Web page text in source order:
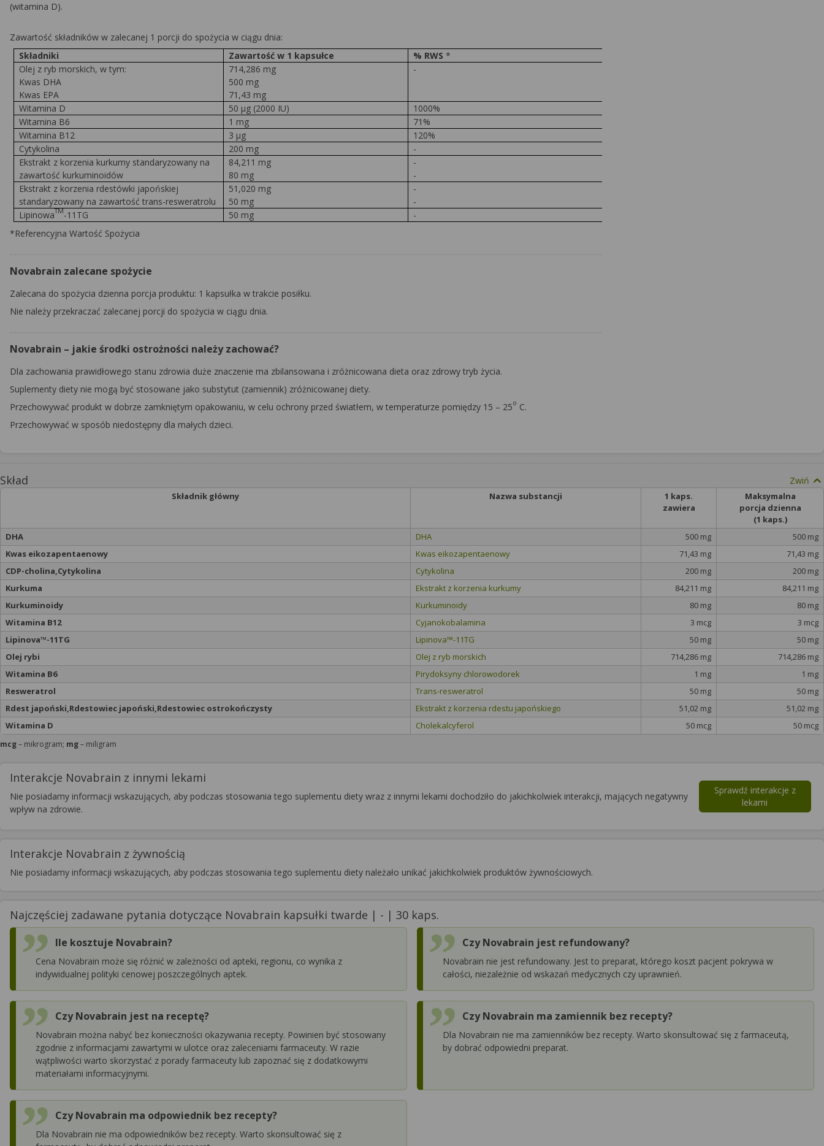
(witamina D).
Zawartość składników w zalecanej 1 porcji do spożycia w ciągu dnia:
Składniki
Zawartość w 1 kapsułce % RWS *
Olej z ryb morskich, w tym:
Kwas DHA
Kwas EPA
714,286 mg
500 mg
71,43 mg
-
Witamina D 50 µg (2000 IU)
1000%
Witamina B6
1 mg
71%
Witamina B12
3 µg
120%
Cytykolina
200 mg
-
Ekstrakt z korzenia kurkumy standaryzowany na
zawartość kurkuminoidów
84,211 mg
80 mg
-
-
Ekstrakt z korzenia rdestówki japońskiej
standaryzowany na zawartość trans-resweratrolu
51,020 mg
50 mg
-
-
LipinowaTM-11TG 50 mg
-
*Referencyjna Wartość Spożycia
Novabrain zalecane spożycie
Zalecana do spożycia dzienna porcja produktu: 1 kapsułka w trakcie posiłku.
Nie należy przekraczać zalecanej porcji do spożycia w ciągu dnia.
Novabrain – jakie środki ostrożności należy zachować?
Dla zachowania prawidłowego stanu zdrowia duże znaczenie ma zbilansowana i zróżnicowana dieta oraz zdrowy tryb życia.
Suplementy diety nie mogą być stosowane jako substytut (zamiennik) zróżnicowanej diety.
Przechowywać produkt w dobrze zamkniętym opakowaniu, w celu ochrony przed światłem, w temperaturze pomiędzy 15 – 25o C.
Przechowywać w sposób niedostępny dla małych dzieci.
Zwiń
Skład
Składnik główny Nazwa substancji
1 kaps.
zawiera
Maksymalna
porcja dzienna
(1 kaps.)
DHA
DHA 500 mg
500 mg
Kwas eikozapentaenowy
Kwas eikozapentaenowy 71,43 mg
71,43 mg
CDP-cholina,Cytykolina
Cytykolina 200 mg
200 mg
Kurkuma
Ekstrakt z korzenia kurkumy 84,211 mg
84,211 mg
Kurkuminoidy
Kurkuminoidy 80 mg
80 mg
Witamina B12
Cyjanokobalamina 3 mcg
3 mcg
Lipinova™-11TG
Lipinova™-11TG 50 mg
50 mg
Olej rybi
Olej z ryb morskich 714,286 mg
714,286 mg
Witamina B6
Pirydoksyny chlorowodorek 1 mg
1 mg
Resweratrol
Trans-resweratrol 50 mg
50 mg
Rdest japoński,Rdestowiec japoński,Rdestowiec ostrokończysty
Ekstrakt z korzenia rdestu japońskiego 51,02 mg
51,02 mg
Witamina D
Cholekalcyferol 50 mcg 50 mcg
mcg– mikrogram; mg– miligram
Interakcje Novabrain z innymi lekami
Nie posiadamy informacji wskazujących, aby podczas stosowania tego suplementu diety wraz z innymi lekami dochodziło do jakichkolwiek interakcji, mających negatywny
wpływ na zdrowie.
Sprawdź interakcje z
lekami
Interakcje Novabrain z żywnością
Nie posiadamy informacji wskazujących, aby podczas stosowania tego suplementu diety należało unikać jakichkolwiek produktów żywnościowych.
Najczęściej zadawane pytania dotyczące Novabrain kapsułki twarde | - | 30 kaps.
Ile kosztuje Novabrain?
Cena Novabrain może się różnić w zależności od apteki, regionu, co wynika z
indywidualnej polityki cenowej poszczególnych aptek.
Czy Novabrain jest refundowany?
Novabrain nie jest refundowany. Jest to preparat, którego koszt pacjent pokrywa w
całości, niezależnie od wskazań medycznych czy uprawnień.
Czy Novabrain jest na receptę?
Novabrain można nabyć bez konieczności okazywania recepty. Powinien być stosowany
zgodnie z informacjami zawartymi w ulotce oraz zaleceniami farmaceuty. W razie
wątpliwości warto skorzystać z porady farmaceuty lub zapoznać się z dodatkowymi
materiałami informacyjnymi.
Czy Novabrain ma zamiennik bez recepty?
Dla Novabrain nie ma zamienników bez recepty. Warto skonsultować się z farmaceutą,
by dobrać odpowiedni preparat.
Czy Novabrain ma odpowiednik bez recepty?
Dla Novabrain nie ma odpowiedników bez recepty. Warto skonsultować się z